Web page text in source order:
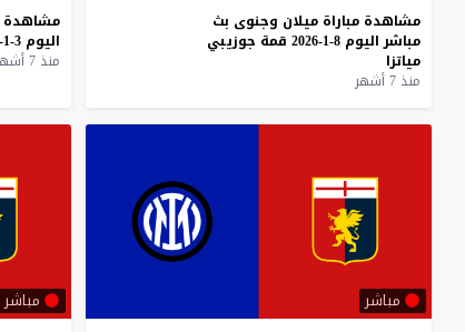
مشاهدة مباراة ميلان وجنوى بث
مباشر اليوم 8-1-2026 قمة جوزيبي
مياتزا
منذ 7 أشهر
مشاهدة
اليوم 3-1-2026
منذ 7 أشهر
مباشر مباشر